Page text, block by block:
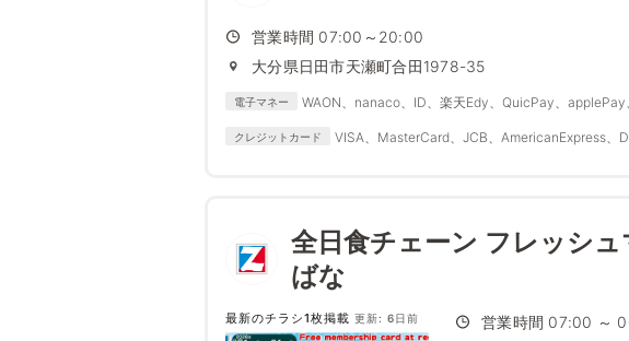
営業時間 07:00～20:00
大分県日田市天瀬町合田1978-35
電子マネー WAON、nanaco、ID、楽天Edy、QuicPay、
クレジットカード VISA、MasterCard、JCB、AmericanExpress、
全日食チェーン フレッシュ
ばな
最新のチラシ1枚掲載 更新: 6日前
営業時間 07:00 ～